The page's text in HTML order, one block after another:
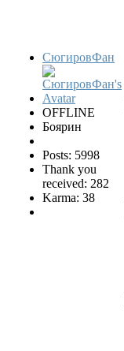
СюгировФан
OFFLINE
Боярин
Posts: 5998
Thank you
received: 282
Karma: 38